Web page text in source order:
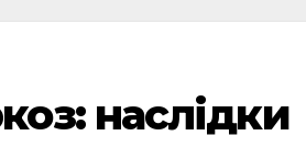
наслідки